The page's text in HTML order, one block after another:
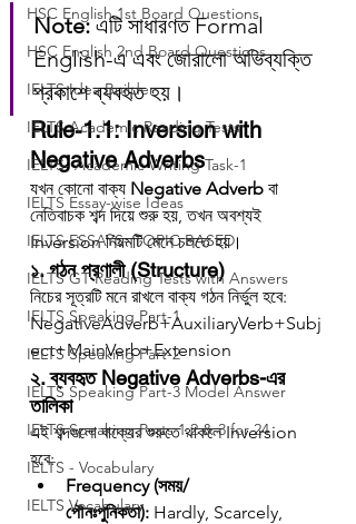
HSC English 1st Board Questions
HSC English 2nd Board Questions
IELTS Idea Builder
IELTS Academic Reading Tests
IELTS- Academic Writing Task-1
IELTS Essay-wise Ideas
IELTS ESSAYS- TOPIC BASED
IELTS GT Reading Tests with Answers
IELTS Speaking Part-1
IELTS Speaking Part-2
IELTS Speaking Part-3 Model Answer
IELTS Speaking Parts 1,2 & 3 for 24
IELTS - Vocabulary
IELTS Vocabulary
Note: এটি সাধারণত Formal
English-এ এবং জোরালো অভিব্যক্তি
প্রকাশে ব্যবহৃত হয়।
Rule-1.1: Inversion with
Negative Adverbs
যখন কোনো বাক্য Negative Adverb বা
নেতিবাচক শব্দ দিয়ে শুরু হয়, তখন অবশ্যই
Inversion নিয়মটি মেনে চলতে হয়।
১. গঠন প্রণালী (Structure)
নিচের সূত্রটি মনে রাখলে বাক্য গঠন নির্ভুল হবে:
NegativeAdverb+AuxiliaryVerb+Subj
ect+MainVerb+Extension
২. ব্যবহৃত Negative Adverbs-এর
তালিকা
এই শব্দগুলো বাক্যের শুরুতে থাকলে Inversion
হবে:
Frequency (সময়/
পৌনঃপুনিকতা): Hardly, Scarcely,